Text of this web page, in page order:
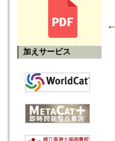
加えサービス